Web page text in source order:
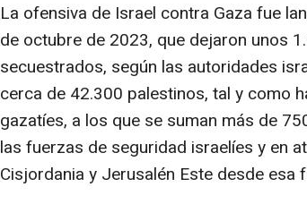
La ofensiva de Israel contra Gaza fue
de octubre de 2023, que dejaron unos
secuestrados, según las autoridades
cerca de 42.300 palestinos, tal y como
gazatíes, a los que se suman más de
las fuerzas de seguridad israelíes y en
Cisjordania y Jerusalén Este desde esa